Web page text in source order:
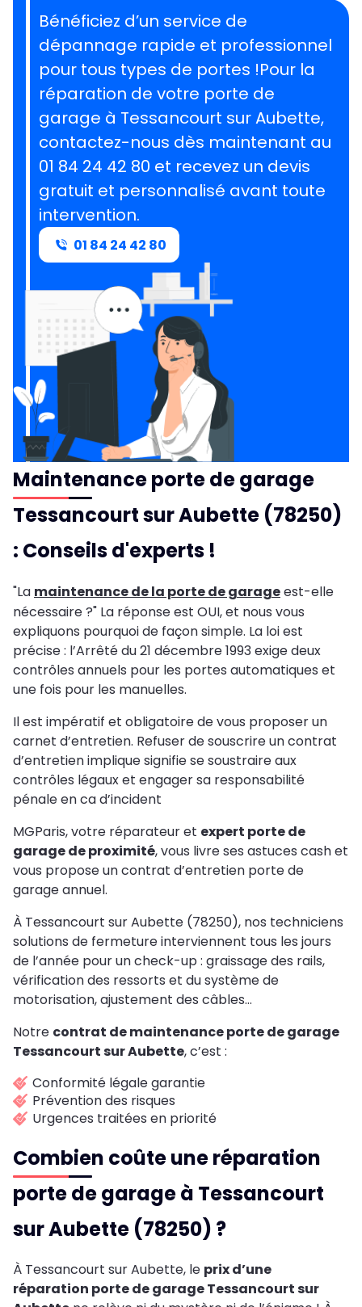
Bénéficiez d’un service de
dépannage rapide et professionnel
pour tous types de portes !Pour la
réparation de votre porte de
garage à Tessancourt sur Aubette,
contactez-nous dès maintenant au
01 84 24 42 80 et recevez un devis
gratuit et personnalisé avant toute
intervention.
01 84 24 42 80
Maintenance porte de garage
Tessancourt sur Aubette (78250)
: Conseils d'experts !
"La maintenance de la porte de garageest-elle
nécessaire ?" La réponse est OUI, et nous vous
expliquons pourquoi de façon simple. La loi est
précise : l’Arrêté du 21 décembre 1993 exige deux
contrôles annuels pour les portes automatiques et
une fois pour les manuelles.
Il est impératif et obligatoire de vous proposer un
carnet d’entretien. Refuser de souscrire un contrat
d’entretien implique signifie se soustraire aux
contrôles légaux et engager sa responsabilité
pénale en ca d’incident
MGParis, votre réparateur et expert porte de
garage de proximité, vous livre ses astuces cash et
vous propose un contrat d’entretien porte de
garage annuel.
À Tessancourt sur Aubette (78250), nos techniciens
solutions de fermeture interviennent tous les jours
de l’année pour un check-up : graissage des rails,
vérification des ressorts et du système de
motorisation, ajustement des câbles…
Notre contrat de maintenance porte de garage
Tessancourt sur Aubette, c’est :
Conformité légale garantie
Prévention des risques
Urgences traitées en priorité
Combien coûte une réparation
porte de garage à Tessancourt
sur Aubette (78250) ?
À Tessancourt sur Aubette, le prix d’une
réparation porte de garage Tessancourt sur